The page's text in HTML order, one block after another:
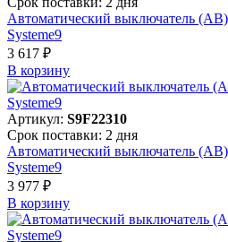
Автоматический выключатель
Systeme9
3 617 ₽
В корзинy
Артикул: S9F22310
Срок поставки: 2 дня
Автоматический выключатель
Systeme9
3 977 ₽
В корзинy